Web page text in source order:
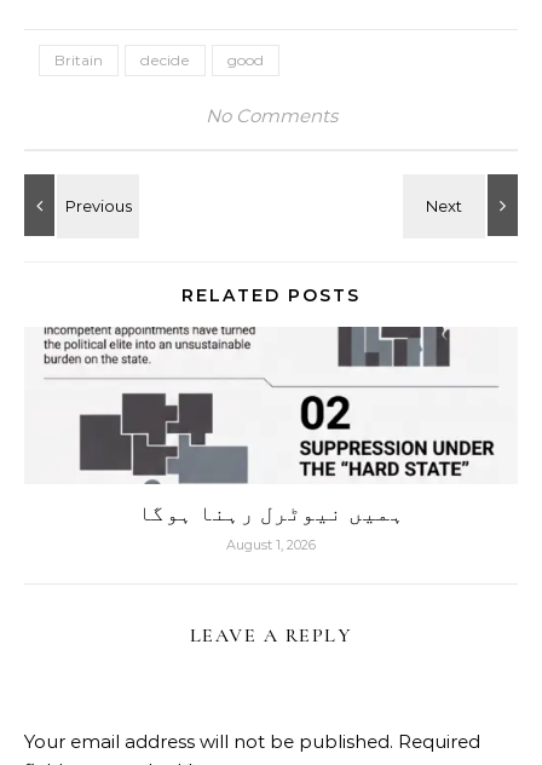
Britain decide good
No Comments
RELATED POSTS
ہمیں نیوٹرل رہنا ہوگا
August 1, 2026
LEAVE A REPLY
Your email address will not be published. Required